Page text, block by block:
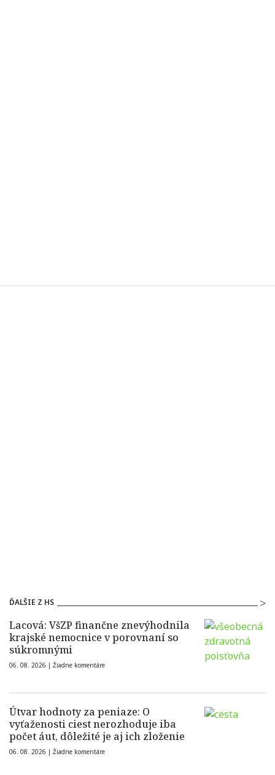
ĎALŠIE Z HS
Lacová: VšZP finančne znevýhodnila
krajské nemocnice v porovnaní so
súkromnými
06. 08. 2026 | Žiadne komentáre
Útvar hodnoty za peniaze: O
vyťaženosti ciest nerozhoduje iba
počet áut, dôležité je aj ich zloženie
06. 08. 2026 | Žiadne komentáre